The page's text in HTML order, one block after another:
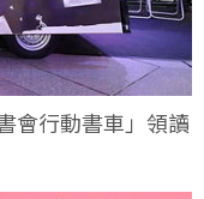
會行動書車」領讀